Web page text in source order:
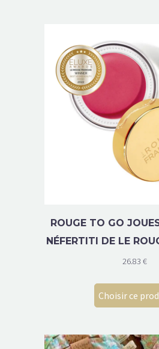
ROUGE TO GO
NÉFERTITI DE LE
26.83 €
Choisir ce